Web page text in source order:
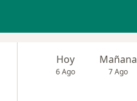
Hoy
6 Ago
Mañana
7 Ago